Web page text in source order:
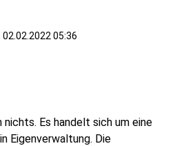
05:36
nichts. Es handelt sich um eine
Eigenverwaltung. Die